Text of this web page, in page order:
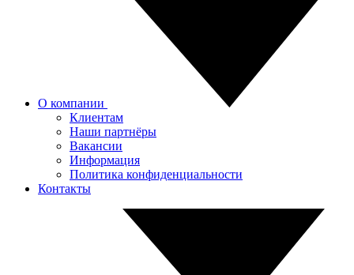
О компании
Клиентам
Наши партнёры
Вакансии
Информация
Политика конфиденциальности
Контакты